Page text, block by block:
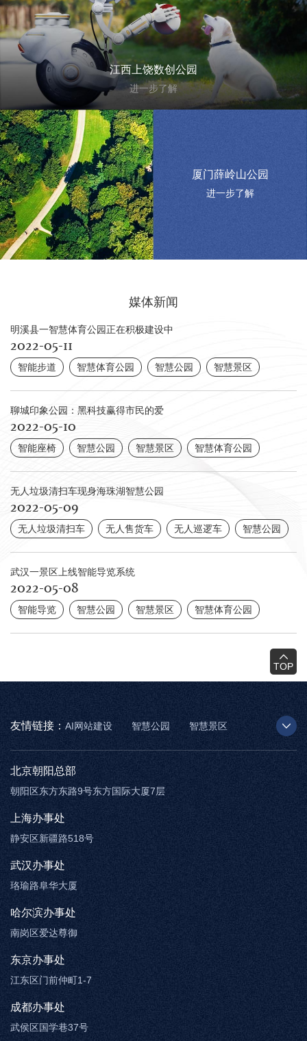
TOP
江西上饶数创公园
进一步了解
厦门薛岭山公园
进一步了解
媒体新闻
明溪县一智慧体育公园正在积极建设中
2022-05-11
智能步道 智慧体育公园 智慧公园 智慧景区
聊城印象公园：黑科技赢得市民的爱
2022-05-10
智能座椅 智慧公园 智慧景区 智慧体育公园
无人垃圾清扫车现身海珠湖智慧公园
2022-05-09
无人垃圾清扫车 无人售货车 无人巡逻车 智慧公园
武汉一景区上线智能导览系统
2022-05-08
智能导览 智慧公园 智慧景区 智慧体育公园
友情链接： AI网站建设 智慧公园
智慧景区
AR太极
智慧博物馆 智能步道
北京朝阳总部
朝阳区东方东路9号东方国际大厦7层
上海办事处
静安区新疆路518号
武汉办事处
珞瑜路阜华大厦
哈尔滨办事处
南岗区爱达尊御
东京办事处
江东区门前仲町1-7
成都办事处
武侯区国学巷37号